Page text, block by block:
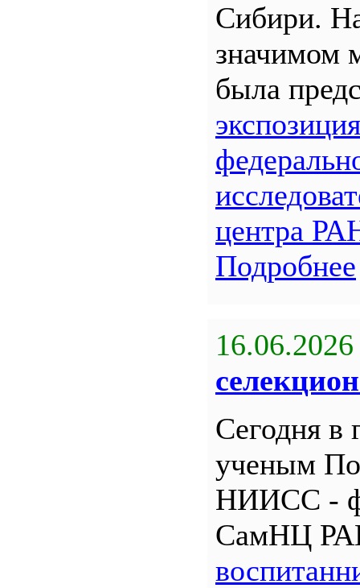
Сибири.
значимом
была
центра
Подробнее
16.06.2026
Сегодня в
ученым
НИИСС -
СамНЦ